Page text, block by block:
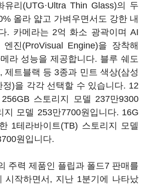
유리(UTG·Ultra Thin Glass)의 두
올라 얇고 가벼우면서도 강한 내
. 카메라는 2억 화소 광곽이며 AI
진(ProVisual Engine)을 장착해
라 성능을 제공합니다. 블루 쉐도
제트블랙 등 3종과 민트 색상(삼성
정)을 각각 선택할 수 있습니다. 12
스토리지 모델 237만9300
지 모델 253만7700원입니다. 16G
1테라바이트(TB) 스토리지 모델
원입니다.
주력 제품인 플립과 폴드7 판매를
시작하면서, 지난 1분기에 나타났